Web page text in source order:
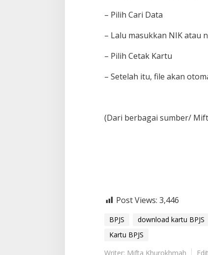
– Pilih Cari Data
– Lalu masukkan NIK atau
– Pilih Cetak Kartu
– Setelah itu, file akan
(Dari berbagai sumber/
Post Views: 3,446
BPJS download kartu BPJS
Kartu BPJS
Writer: Mifta Khurokhmah